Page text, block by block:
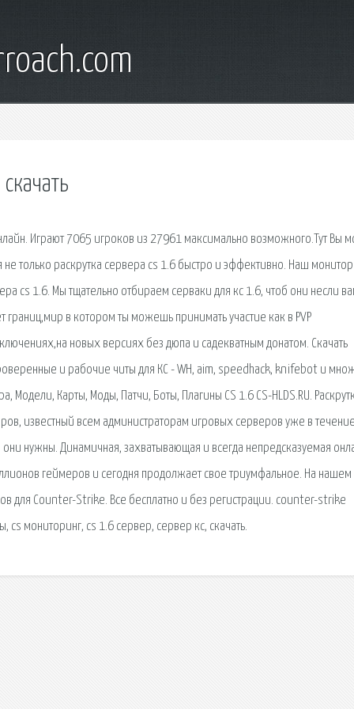
Играют 7065 игроков из 27961 максимально возможного.Тут Вы
только раскрутка сервера cs 1.6 быстро и эффективно. Наш
cs 1.6. Мы тщательно отбираем серваки для кс 1.6, чтоб они несли
границ,мир в котором ты можешь принимать участие как в PVP
новых версиях без дюпа и садекватным донатом. Скачать
и рабочие читы для КС - WH, aim, speedhack, knifebot и
Модели, Карты, Моды, Патчи, Боты, Плагины CS 1.6 CS-HLDS.RU.
известный всем администраторам игровых серверов уже в
нужны. Динамичная, захватывающая и всегда непредсказуемая
геймеров и сегодня продолжает свое триумфальное. На нашем
для Counter-Strike. Все бесплатно и без регистрации. counter-strike
мониторинг, cs 1.6 сервер, сервер кс, скачать.